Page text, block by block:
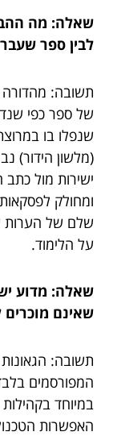
שאלה: מה
לבין ספר
תשובה: מהדורה
של ספר כפי
שנפלו בו
(מלשון הידור)
ישירות מול
ומחולק
שלם של הערות
על הלימוד.
שאלה: מדוע
שאינם מוכרים
תשובה:
המפורסמים
במיוחד
האפשרות